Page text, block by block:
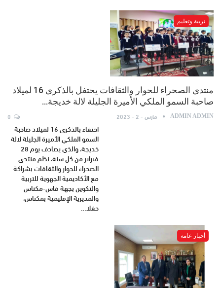
تربية وتعليم
منتدى الصحراء للحوار والثقافات يحتفل بالذكرى 16 لميلاد
صاحبة السمو الملكي الأميرة الجليلة لالة خديجة…
ADMIN ADMIN مارس - 2 - 2023
احتفاء بالذكرى 16 لميلاد صاحبة
السمو الملكي الأميرة الجليلة لالة
خديجة، والذي يصادف يوم 28
فبراير من كل سنة، نظم منتدى
الصحراء للحوار والثقافات بشراكة
مع الأكاديمية الجهوية للتربية
والتكوين بجهة فاس-مكناس
والمديرية الإقليمية بمكناس،
حفلا…
أخبار عامة